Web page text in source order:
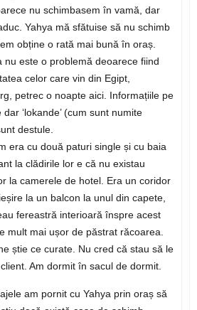
nu schimbasem în vamă, dar
Yahya mă sfătuise să nu schimb
obține o rată mai bună în oraș.
nu este o problemă deoarece fiind
celor care vin din Egipt,
petrec o noapte aici. Informațiile pe
‘lokande’ (cum sunt numite
destule.
era cu două paturi single și cu baia
la clădirile lor e că nu existau
la camerele de hotel. Era un coridor
la un balcon la unul din capete,
fereastră interioară înspre acest
mult mai ușor de păstrat răcoarea.
știe ce curate. Nu cred că stau să le
Am dormit în sacul de dormit.
am pornit cu Yahya prin oraș să